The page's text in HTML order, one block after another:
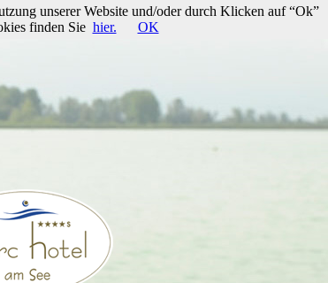
unserer Website und/oder durch Klicken auf “Ok”
finden Sie hier. OK